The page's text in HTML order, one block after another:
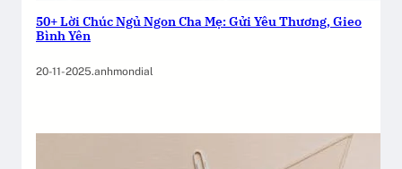
50+ Lời Chúc Ngủ Ngon Cha Mẹ: Gửi Yêu Thương, Gieo
Bình Yên
20-11-2025.anhmondial